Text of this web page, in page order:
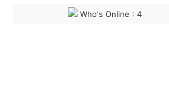
Who's Online : 4